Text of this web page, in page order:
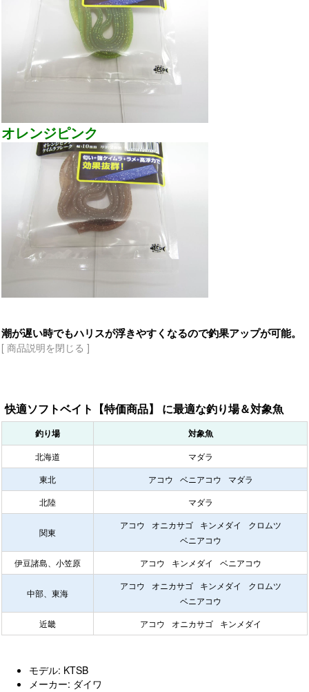
オレンジピンク
潮が遅い時でもハリスが浮きやすくなるので釣果アップが可能。
[ 商品説明を閉じる ]
快適ソフトベイト【特価商品】 に最適な釣り場＆対象魚
釣り場 対象魚
北海道
マダラ
東北
アコウ ベニアコウ
マダラ
北陸
マダラ
関東
アコウ オニカサゴ キンメダイ
クロムツ
ベニアコウ
伊豆諸島、小笠原
アコウ キンメダイ ベニアコウ
中部、東海
アコウ オニカサゴ キンメダイ
クロムツ
ベニアコウ
近畿
アコウ オニカサゴ キンメダイ
モデル: KTSB
メーカー: ダイワ